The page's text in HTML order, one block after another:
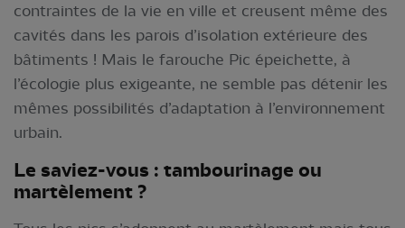
contraintes de la vie en ville et creusent même des
cavités dans les parois d’isolation extérieure des
bâtiments ! Mais le farouche Pic épeichette, à
l’écologie plus exigeante, ne semble pas détenir les
mêmes possibilités d’adaptation à l’environnement
urbain.
Le saviez-vous : tambourinage ou
martèlement ?